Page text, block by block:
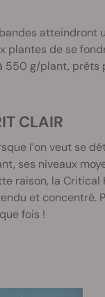
atteindront
plantes de se
550 g/plant, prêts
CLAIR
l’on veut se
ses niveaux
raison, la Critical
et concentré.
fois !